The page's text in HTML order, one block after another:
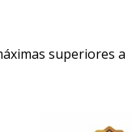
superiores a